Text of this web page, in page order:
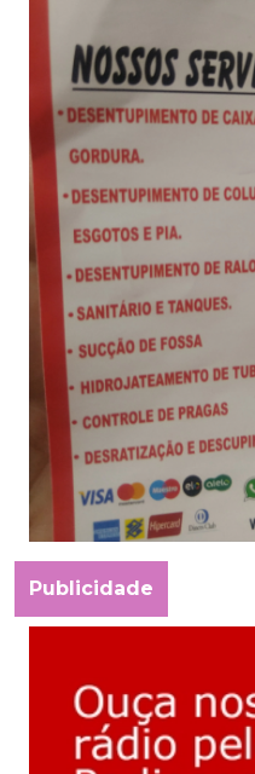
Publicidade